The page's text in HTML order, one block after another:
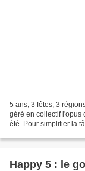
5 ans, 3 fêtes, 3
géré en collectif l'opus
été. Pour simplifier la
Happy 5 : le